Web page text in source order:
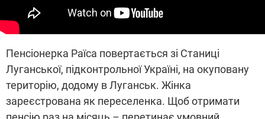
Пенсіонерка Раїса повертається зі Станиці
Луганської, підконтрольної Україні, на окуповану
територію, додому в Луганськ. Жінка
зареєстрована як переселенка. Щоб отримати